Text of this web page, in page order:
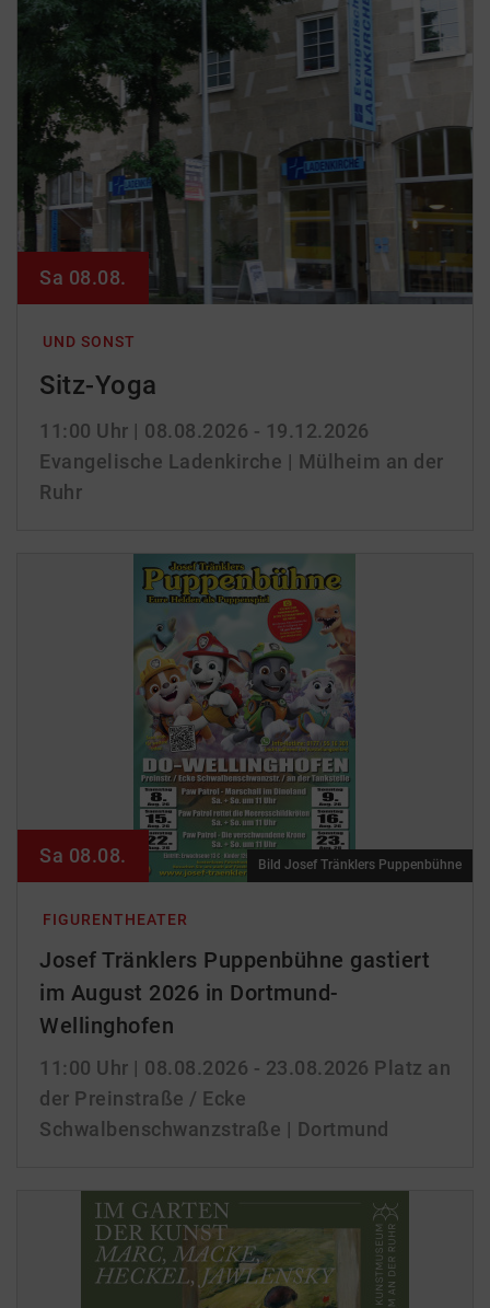
UND SONST
Sitz-Yoga
11:00 Uhr | 08.08.2026 - 19.12.2026
Evangelische Ladenkirche | Mülheim an der
Ruhr
Sa 08.08.
FIGURENTHEATER
Josef Tränklers Puppenbühne gastiert
im August 2026 in Dortmund-
Wellinghofen
11:00 Uhr | 08.08.2026 - 23.08.2026 Platz an
der Preinstraße / Ecke
Schwalbenschwanzstraße | Dortmund
Sa 08.08. Bild Josef Tränklers Puppenbühne